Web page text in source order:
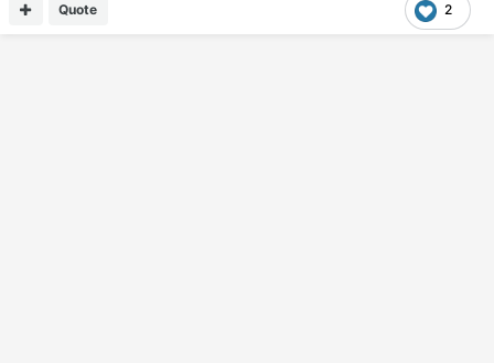
2
Quote